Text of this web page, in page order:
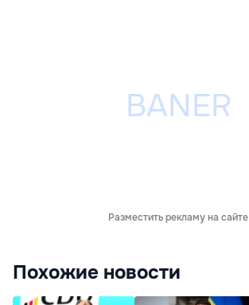
Разместить рекламу на сайте
Похожие новости